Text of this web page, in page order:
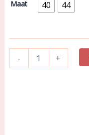
Maat 40 44
- +